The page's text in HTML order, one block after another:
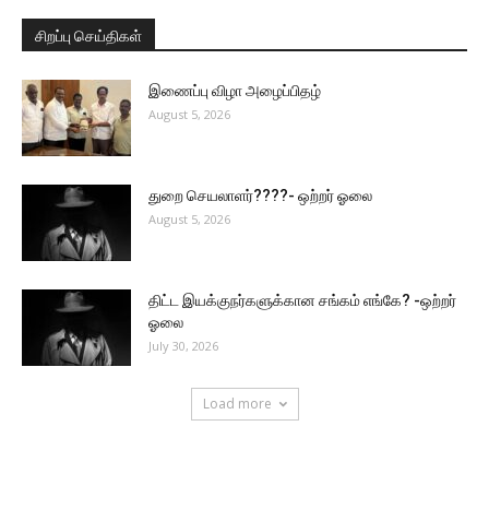
சிறப்பு செய்திகள்
இணைப்பு விழா அழைப்பிதழ்
August 5, 2026
துறை செயலாளர்????- ஒற்றர் ஓலை
August 5, 2026
திட்ட இயக்குநர்களுக்கான சங்கம் எங்கே? -ஒற்றர்
ஓலை
July 30, 2026
Load more